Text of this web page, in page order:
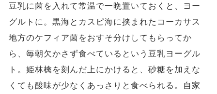
豆乳に菌を入れて常温で一晩置いておくと、ヨー
グルトに。黒海とカスピ海に挟まれたコーカサス
地方のケフィア菌をおすそ分けしてもらってか
ら、毎朝欠かさず食べているという豆乳ヨーグル
ト。姫林檎を刻んだ上にかけると、砂糖を加えな
くても酸味が少なくあっさりと食べられる。自家